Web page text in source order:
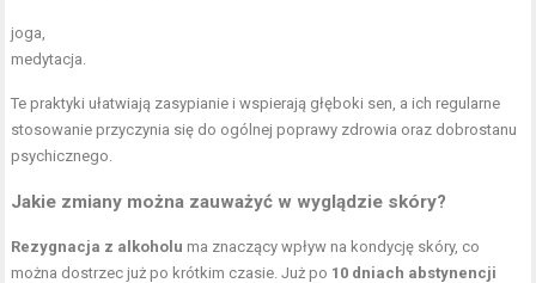
joga,
medytacja.
Te praktyki ułatwiają zasypianie i wspierają głęboki sen, a ich regularne
stosowanie przyczynia się do ogólnej poprawy zdrowia oraz dobrostanu
psychicznego.
Jakie zmiany można zauważyć w wyglądzie skóry?
Rezygnacja z alkoholu ma znaczący wpływ na kondycję skóry, co
można dostrzec już po krótkim czasie. Już po 10 dniach abstynencji